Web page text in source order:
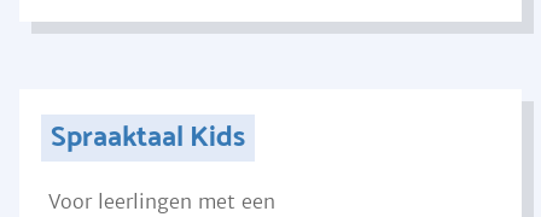
Spraaktaal Kids
Voor leerlingen met een